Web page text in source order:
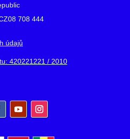
708 444
údajů
420221221 / 2010